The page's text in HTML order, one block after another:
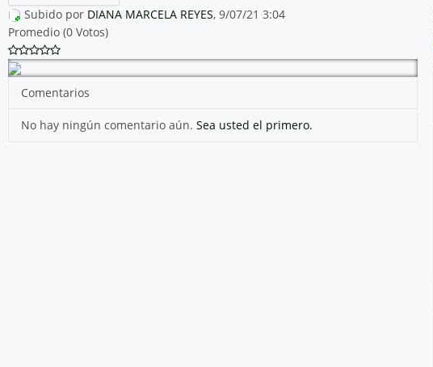
Subido por DIANA MARCELA REYES, 9/07/21 3:04
Promedio (0 Votos)
Comentarios
No hay ningún comentario aún. Sea usted el primero.